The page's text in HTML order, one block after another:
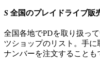
S 全国のプレイドライブ販
全国各地でPDを取り扱っ
ツショップのリスト。手
ナンバーを注文することも